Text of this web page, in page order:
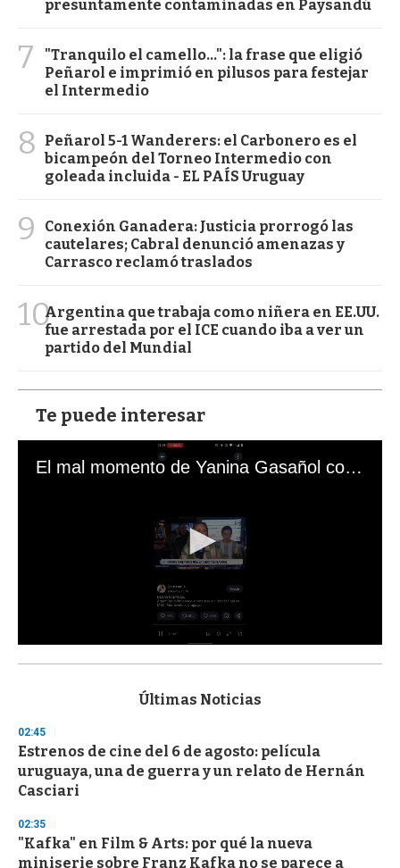
presuntamente contaminadas en Paysandú
7
"Tranquilo el camello...": la frase que eligió
Peñarol e imprimió en pilusos para festejar
el Intermedio
8
Peñarol 5-1 Wanderers: el Carbonero es el
bicampeón del Torneo Intermedio con
goleada incluida - EL PAÍS Uruguay
9
Conexión Ganadera: Justicia prorrogó las
cautelares; Cabral denunció amenazas y
Carrasco reclamó traslados
10Argentina que trabaja como niñera en EE.UU.
fue arrestada por el ICE cuando iba a ver un
partido del Mundial
Te puede interesar
El mal momento de Yanina Gasañol con un hincha argentino en "Subrayado"
s
d
s
o
f
3
s
e
Últimas Noticias
02:45
Estrenos de cine del 6 de agosto: película
uruguaya, una de guerra y un relato de Hernán
Casciari
02:35
"Kafka" en Film & Arts: por qué la nueva
miniserie sobre Franz Kafka no se parece a